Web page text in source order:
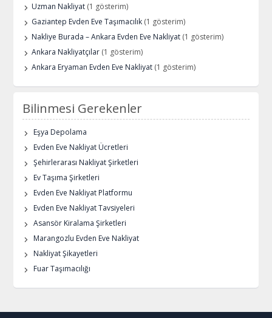
Uzman Nakliyat (1 gösterim)
Gaziantep Evden Eve Taşımacılık (1 gösterim)
Nakliye Burada – Ankara Evden Eve Nakliyat (1 gösterim)
Ankara Nakliyatçılar (1 gösterim)
Ankara Eryaman Evden Eve Nakliyat (1 gösterim)
Bilinmesi Gerekenler
Eşya Depolama
Evden Eve Nakliyat Ücretleri
Şehirlerarası Nakliyat Şirketleri
Ev Taşıma Şirketleri
Evden Eve Nakliyat Platformu
Evden Eve Nakliyat Tavsiyeleri
Asansör Kiralama Şirketleri
Marangozlu Evden Eve Nakliyat
Nakliyat Şikayetleri
Fuar Taşımacılığı